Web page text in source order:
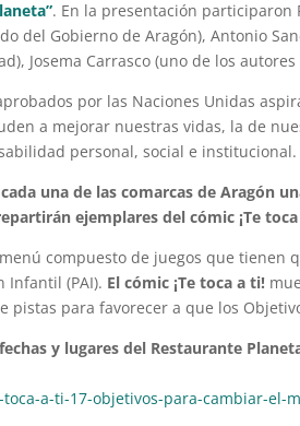
. En la presentación participaron
del Gobierno de Aragón), Antonio
Josema Carrasco (uno de los
por las Naciones Unidas
a mejorar nuestras vidas, la de
personal, social e institucional.
una de las comarcas de Aragón
ejemplares del cómic ¡Te
compuesto de juegos que tienen
Infantil (PAI). El cómic ¡Te toca a ti!
para favorecer a que los
y lugares del Restaurante
a-ti-17-objetivos-para-cambiar-el-